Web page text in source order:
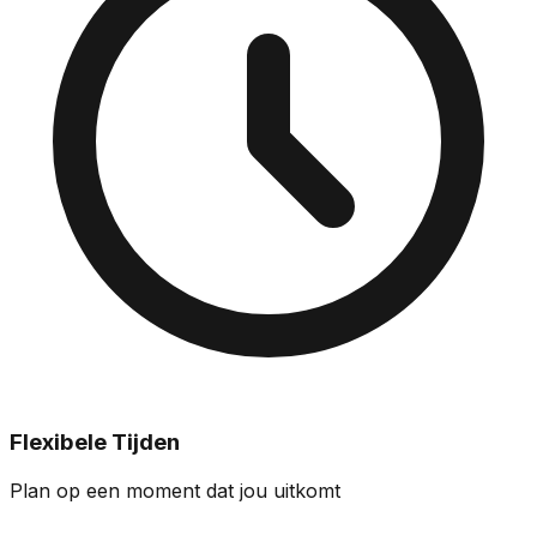
Flexibele Tijden
Plan op een moment dat jou uitkomt